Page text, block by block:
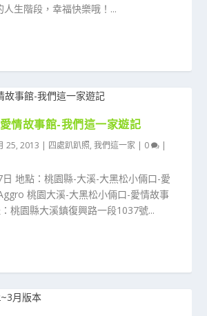
生階段，幸福快樂哦！...
情故事館-我們這一家遊記
25, 2013 | 四處趴趴照,我們這一家 | 0 |
地點：桃園縣-大溪-大黑松小倆口-愛
桃園大溪-大黑松小倆口-愛情故事
桃園縣大溪鎮復興路一段1037號...